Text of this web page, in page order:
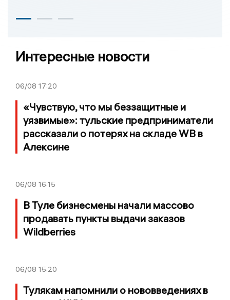
Интересные новости
06/08 17:20
«Чувствую, что мы беззащитные и
уязвимые»: тульские предприниматели
рассказали о потерях на складе WB в
Алексине
06/08 16:15
В Туле бизнесмены начали массово
продавать пункты выдачи заказов
Wildberries
06/08 15:20
Тулякам напомнили о нововведениях в